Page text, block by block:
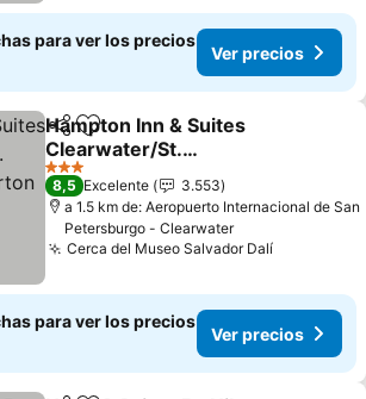
para ver los precios
Ver precios
CompartirAñadir a favoritos
Hampton Inn & Suites
Clearwater/St.
Petersburg-Ulmerton
Road, FL
3 Estrellas
8,5 Excelente
3.553
a 1.5 km de: Aeropuerto Internacional de San
Petersburgo - Clearwater
Cerca del Museo Salvador Dalí
para ver los precios
Ver precios